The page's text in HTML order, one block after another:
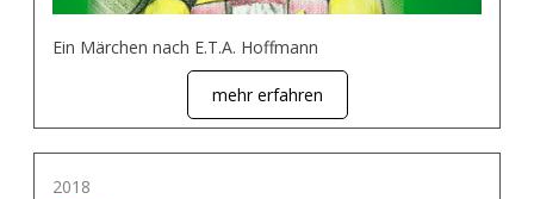
Ein Märchen nach E.T.A. Hoffmann
mehr erfahren
2018